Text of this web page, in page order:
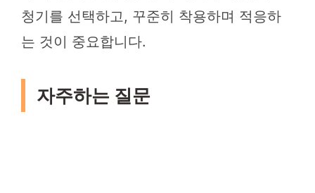
청기를 선택하고, 꾸준히 착용하며 적응하
는 것이 중요합니다.
자주하는 질문